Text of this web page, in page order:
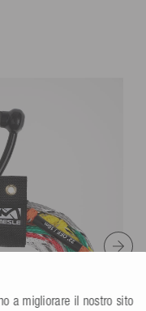
a migliorare il nostro sito